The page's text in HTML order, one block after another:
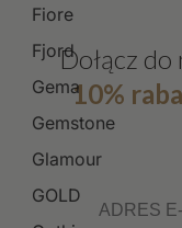
Fiore
Fjord
Gema
Gemstone
Glamour
GOLD
Dołącz
10%